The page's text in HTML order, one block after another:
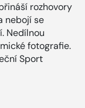
rozhovory
nebojí se
Nedílnou
fotografie.
Sport